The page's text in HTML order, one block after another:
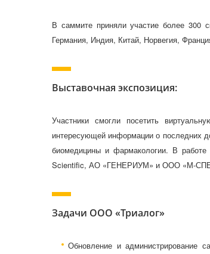
В саммите приняли участие более 300
Германия, Индия, Китай, Норвегия,
Выставочная экспозиция:
Участники смогли посетить
интересующей информации о последних
биомедицины и фармакологии. В
Scientific, АО «ГЕНЕРИУМ» и ООО «М-
Задачи ООО «Триалог»
Обновление и администрирование